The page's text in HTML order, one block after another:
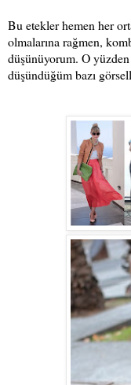
Bu etekler hemen her
olmalarına rağmen,
düşünüyorum. O
düşündüğüm bazı